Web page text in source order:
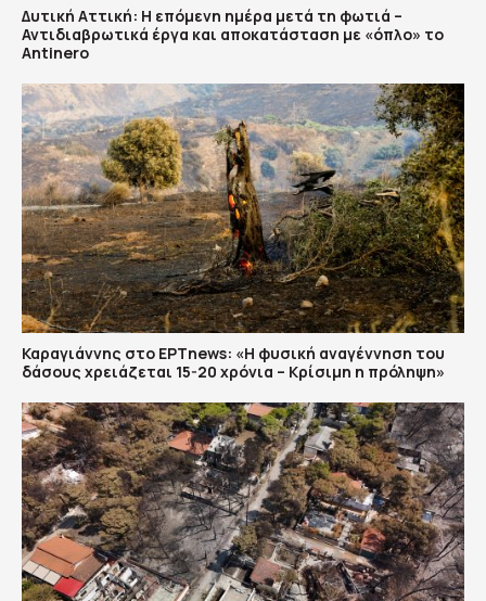
Δυτική Αττική: Η επόμενη ημέρα μετά τη φωτιά –
Αντιδιαβρωτικά έργα και αποκατάσταση με «όπλο» το
Antinero
Καραγιάννης στο ΕΡΤnews: «Η φυσική αναγέννηση του
δάσους χρειάζεται 15-20 χρόνια – Κρίσιμη η πρόληψη»